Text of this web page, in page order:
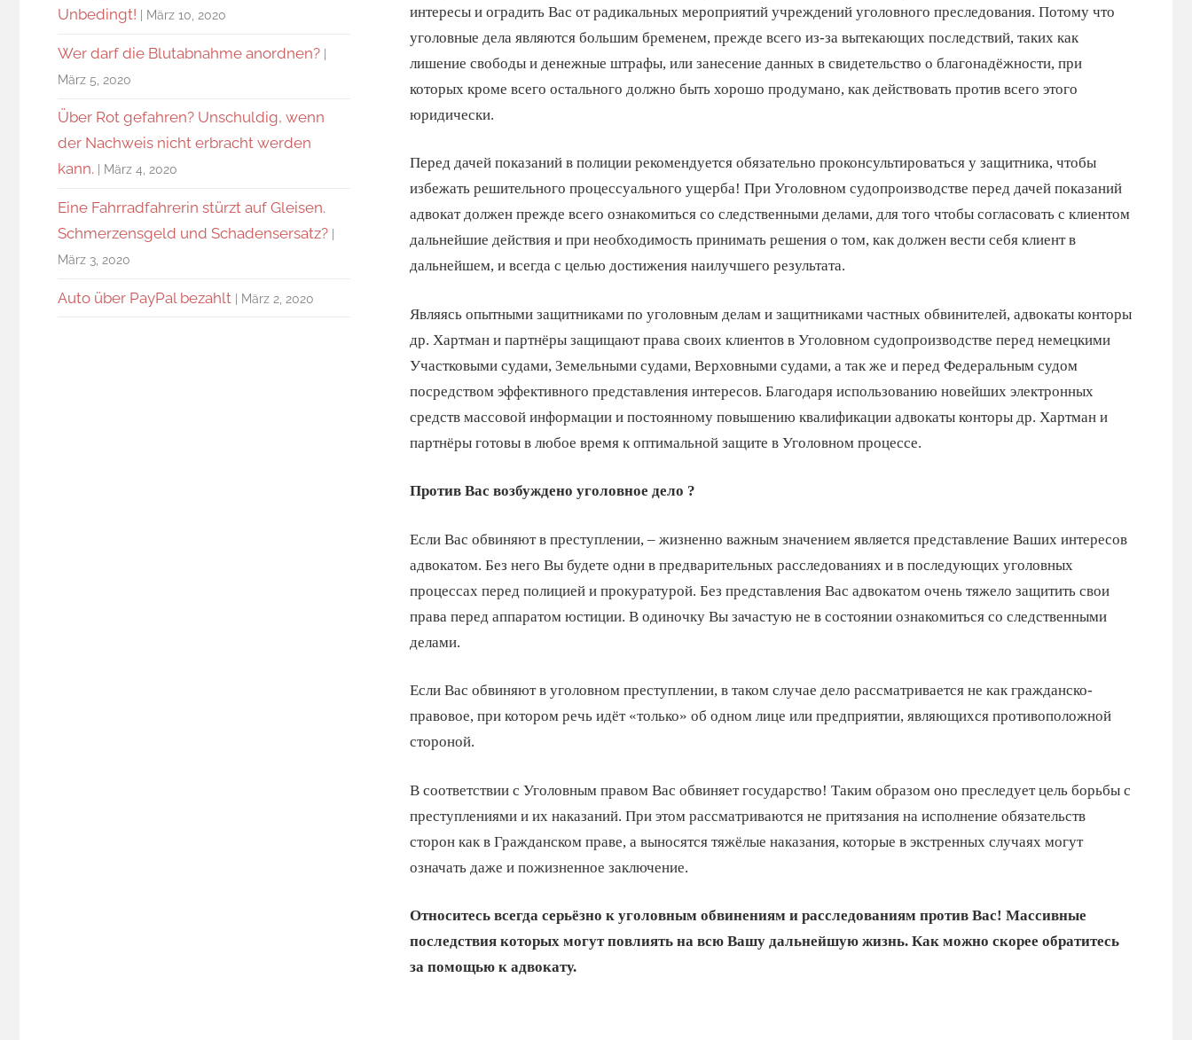
интересы и оградить Вас от радикальных мероприятий учреждений уголовного преследования. Потому что
уголовные дела являются большим бременем, прежде всего из-за вытекающих последствий, таких как
лишение свободы и денежные штрафы, или занесение данных в свидетельство о благонадёжности, при
которых кроме всего остального должно быть хорошо продумано, как действовать против всего этого
юридически.
Перед дачей показаний в полиции рекомендуется обязательно проконсультироваться у защитника, чтобы
избежать решительного процессуального ущерба! При Уголовном судопроизводстве перед дачей показаний
адвокат должен прежде всего ознакомиться со следственными делами, для того чтобы согласовать с клиентом
дальнейшие действия и при необходимость принимать решения о том, как должен вести себя клиент в
дальнейшем, и всегда с целью достижения наилучшего результата.
Являясь опытными защитниками по уголовным делам и защитниками частных обвинителей, адвокаты конторы
др. Хартман и партнёры защищают права своих клиентов в Уголовном судопроизводстве перед немецкими
Участковыми судами, Земельными судами, Верховными судами, а так же и перед Федеральным судом
посредством эффективного представления интересов. Благодаря использованию новейших электронных
средств массовой информации и постоянному повышению квалификации адвокаты конторы др. Хартман и
партнёры готовы в любое время к оптимальной защите в Уголовном процессе.
Против Вас возбуждено уголовное дело ?
Если Вас обвиняют в преступлении, – жизненно важным значением является представление Ваших интересов
адвокатом. Без него Вы будете одни в предварительных расследованиях и в последующих уголовных
процессах перед полицией и прокуратурой. Без представления Вас адвокатом очень тяжело защитить свои
права перед аппаратом юстиции. В одиночку Вы зачастую не в состоянии ознакомиться со следственными
делами.
Если Вас обвиняют в уголовном преступлении, в таком случае дело рассматривается не как гражданско-
правовое, при котором речь идёт «только» об одном лице или предприятии, являющихся противоположной
стороной.
В соответствии с Уголовным правом Вас обвиняет государство! Таким образом оно преследует цель борьбы с
преступлениями и их наказаний. При этом рассматриваются не притязания на исполнение обязательств
сторон как в Гражданском праве, а выносятся тяжёлые наказания, которые в экстренных случаях могут
означать даже и пожизненное заключение.
Относитесь всегда серьёзно к уголовным обвинениям и расследованиям против Вас! Массивные
последствия которых могут повлиять на всю Вашу дальнейшую жизнь. Как можно скорее обратитесь
за помощью к адвокату.
Unbedingt!
März 10, 2020
Wer darf die Blutabnahme anordnen?
März 5, 2020
Über Rot gefahren? Unschuldig, wenn
der Nachweis nicht erbracht werden
kann.
März 4, 2020
Eine Fahrradfahrerin stürzt auf Gleisen.
Schmerzensgeld und Schadensersatz?
März 3, 2020
Auto über PayPal bezahlt März 2, 2020